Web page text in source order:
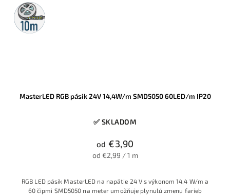
10m
rolka
MasterLED RGB pásik 24V 14,4W/m SMD5050 60LED/m IP20
✅ SKLADOM
od €3,90
od €2,99 / 1 m
RGB LED pásik MasterLED na napätie 24 V s výkonom 14,4 W/m a
60 čipmi SMD5050 na meter umožňuje plynulú zmenu farieb